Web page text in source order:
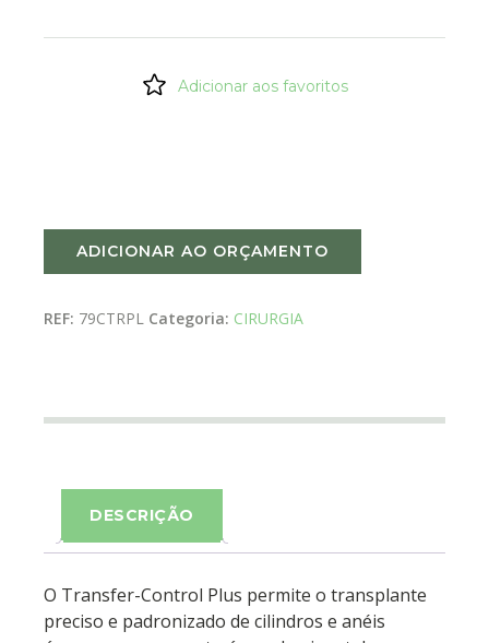
Adicionar aos favoritos
ADICIONAR AO ORÇAMENTO
REF: 79CTRPL Categoria: CIRURGIA
DESCRIÇÃO
O Transfer-Control Plus permite o transplante
preciso e padronizado de cilindros e anéis